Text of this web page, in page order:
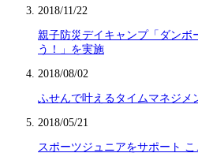
2018/11/22
親子防災デイキャンプ「ダンボ
う！」を実施
2018/08/02
ふせんで叶えるタイムマネジメ
2018/05/21
スポーツジュニアをサポート